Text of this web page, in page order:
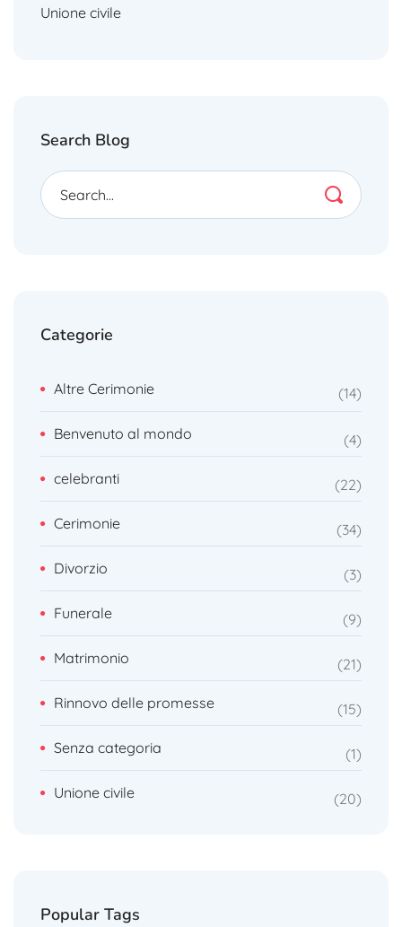
Unione civile
Search Blog
Categorie
Altre Cerimonie 14
Benvenuto al mondo 4
celebranti 22
Cerimonie 34
Divorzio 3
Funerale 9
Matrimonio 21
Rinnovo delle promesse 15
Senza categoria 1
Unione civile 20
Popular Tags